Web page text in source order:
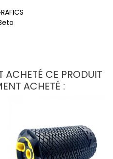
ACHETÉ CE PRODUIT
ACHETÉ :